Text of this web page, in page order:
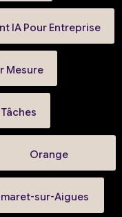
IA Pour Entreprise
Mesure
Orange
sur-Aigues